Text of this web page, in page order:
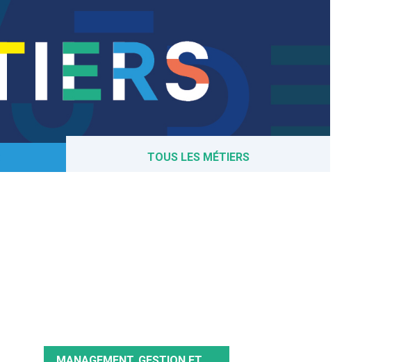
TOUS LES MÉTIERS